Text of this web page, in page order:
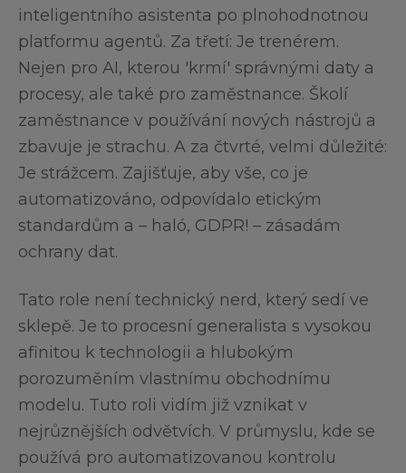
inteligentního asistenta po plnohodnotnou
platformu agentů. Za třetí: Je trenérem.
Nejen pro AI, kterou 'krmí' správnými daty a
procesy, ale také pro zaměstnance. Školí
zaměstnance v používání nových nástrojů a
zbavuje je strachu. A za čtvrté, velmi důležité:
Je strážcem. Zajišťuje, aby vše, co je
automatizováno, odpovídalo etickým
standardům a – haló, GDPR! – zásadám
ochrany dat.
Tato role není technický nerd, který sedí ve
sklepě. Je to procesní generalista s vysokou
afinitou k technologii a hlubokým
porozuměním vlastnímu obchodnímu
modelu. Tuto roli vidím již vznikat v
nejrůznějších odvětvích. V průmyslu, kde se
používá pro automatizovanou kontrolu